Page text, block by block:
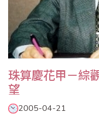
珠算慶花甲－綜
望
2005-04-21